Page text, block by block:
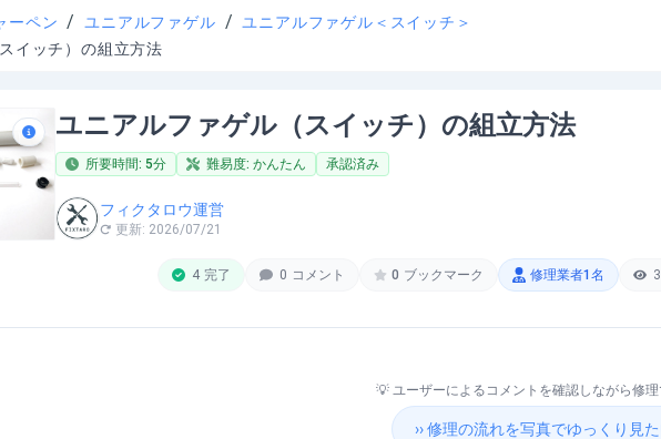
ーペン / ユニアルファゲル / ユニアルファゲル＜スイッチ＞
イッチ）の組立方法
ユニアルファゲル（スイッチ）の組立方法
所要時間: 5分 難易度: かんたん 承認済み
フィクタロウ運営
更新: 2026/07/21
4 完了 0 コメント 0 ブックマーク 修理業者1 名
💡 ユーザーによるコメントを確認しながら修理
›› 修理の流れを写真でゆっくり見